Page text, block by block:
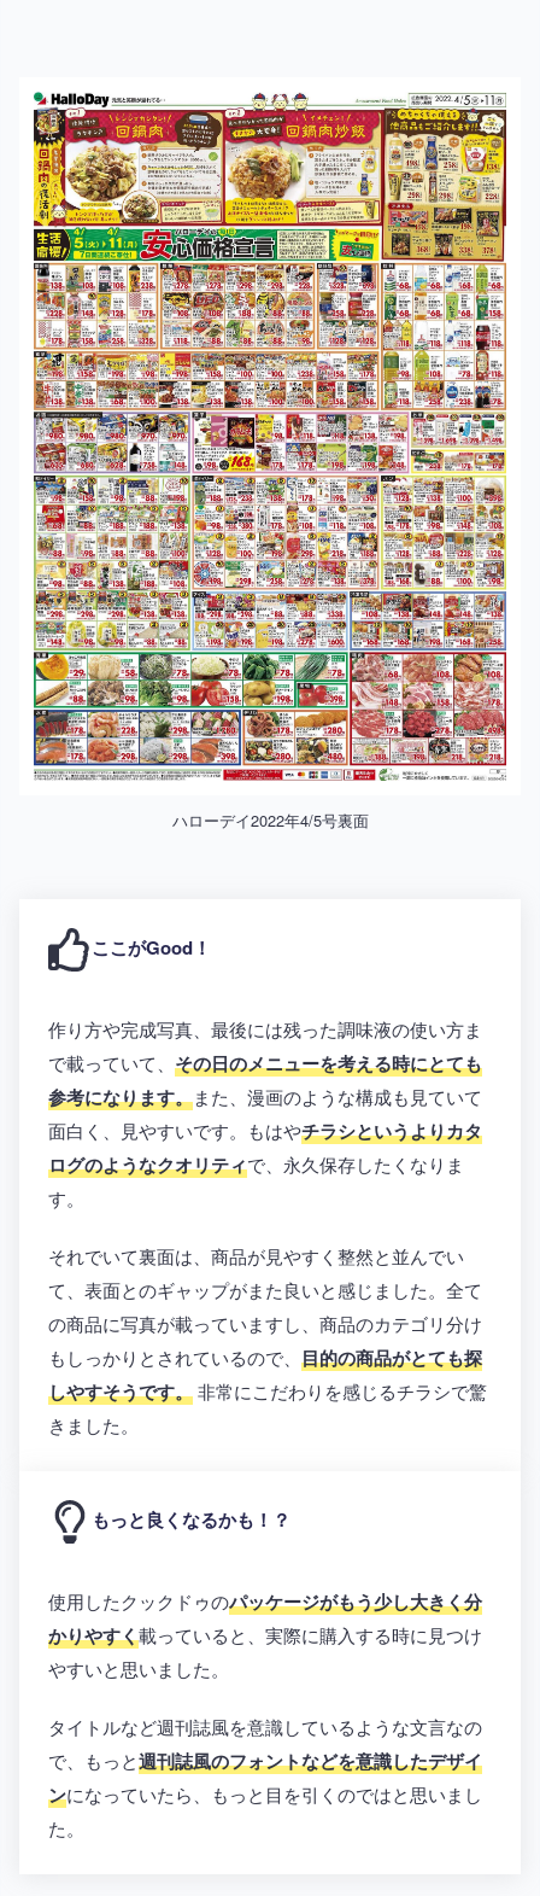
ハローデイ2022年4/5号裏面
ここがGood！
作り方や完成写真、最後には残った調味液の使い方ま
で載っていて、 その日のメニューを考える時にとても
参考になります。また、漫画のような構成も見ていて
面白く、見やすいです。もはやチラシというよりカタ
ログのようなクオリティで、永久保存したくなりま
す。
それでいて裏面は、商品が見やすく整然と並んでい
て、表面とのギャップがまた良いと感じました。全て
の商品に写真が載っていますし、商品のカテゴリ分け
もしっかりとされているので、 目的の商品がとても探
しやすそうです。非常にこだわりを感じるチラシで驚
きました。
もっと良くなるかも！？
使用したクックドゥのパッケージがもう少し大きく分
かりやすく載っていると、実際に購入する時に見つけ
やすいと思いました。
タイトルなど週刊誌風を意識しているような文言なの
で、もっと週刊誌風のフォントなどを意識したデザイ
ンになっていたら、もっと目を引くのではと思いまし
た。